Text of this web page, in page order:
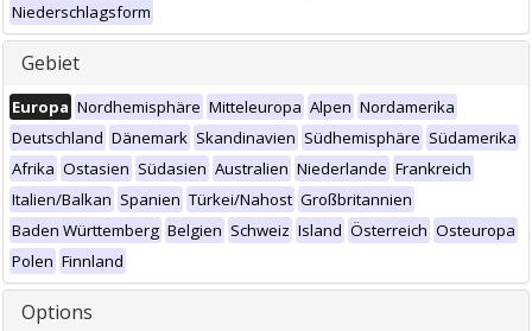
Niederschlagsform
Gebiet
Europa Nordhemisphäre Mitteleuropa Alpen Nordamerika
Deutschland Dänemark Skandinavien Südhemisphäre Südamerika
Afrika Ostasien Südasien Australien Niederlande Frankreich
Italien/Balkan Spanien Türkei/Nahost Großbritannien
Baden Württemberg Belgien Schweiz Island Österreich Osteuropa
Polen Finnland
Options